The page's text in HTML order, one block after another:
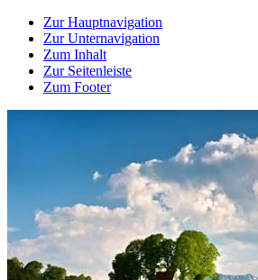
Zur Hauptnavigation
Zur Unternavigation
Zum Inhalt
Zur Seitenleiste
Zum Footer